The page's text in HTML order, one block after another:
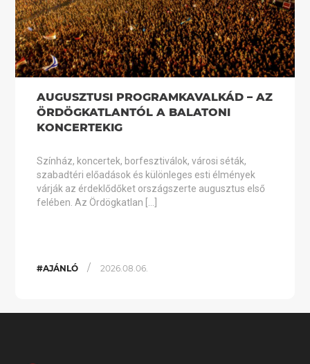
AUGUSZTUSI PROGRAMKAVALKÁD – AZ
ÖRDÖGKATLANTÓL A BALATONI
KONCERTEKIG
Színház, koncertek, borfesztiválok, városi séták,
szabadtéri előadások és különleges esti élmények
várják az érdeklődőket országszerte augusztus első
felében. Az Ördögkatlan […]
#AJÁNLÓ / 2026.08.06.